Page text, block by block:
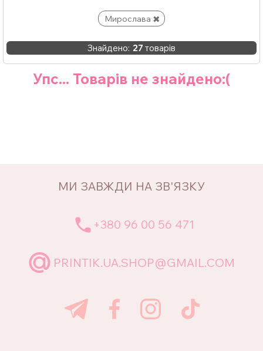
Мирослава
Знайдено: 27 товарів
Упс... Товарів не знайдено:(
МИ ЗАВЖДИ НА ЗВ'ЯЗКУ
+380 96 00 56 471
PRINTIK.UA.SHOP@GMAIL.COM